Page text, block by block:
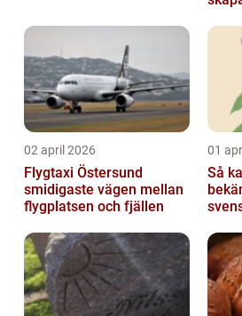
02 april 2026
Flygtaxi Östersund
smidigaste vägen mellan
flygplatsen och fjällen
01
Så